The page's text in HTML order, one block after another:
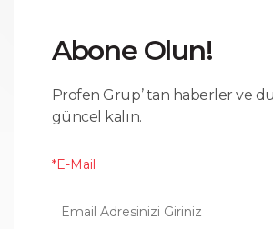
Abone Olun!
Profen Grup’ tan haberler ve
güncel kalın.
*E-Mail